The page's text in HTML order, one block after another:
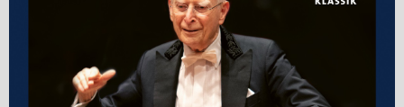
Naxos Deutschland Blog
Naxos weltweit